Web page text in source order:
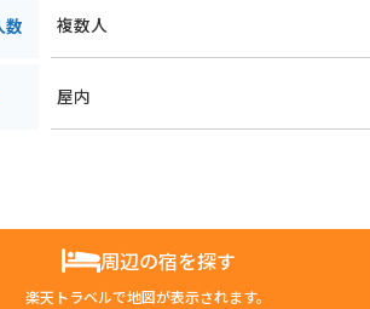
数 複数人
屋内
周辺の宿を探す
楽天トラベルで地図が表示されます。